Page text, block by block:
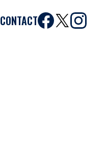
CONTACT